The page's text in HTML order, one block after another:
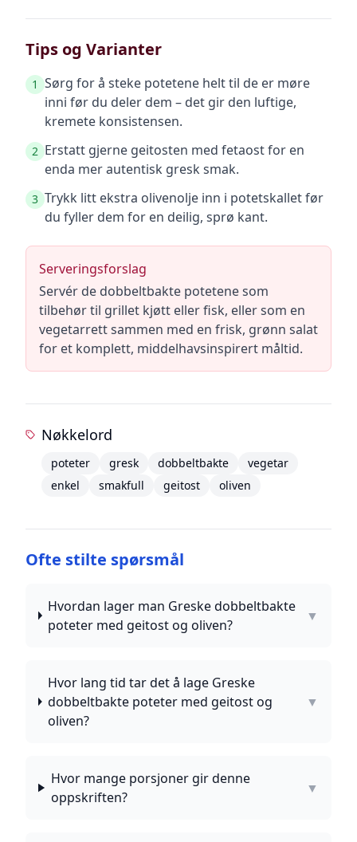
Tips og Varianter
1 Sørg for å steke potetene helt til de er møre
inni før du deler dem – det gir den luftige,
kremete konsistensen.
2 Erstatt gjerne geitosten med fetaost for en
enda mer autentisk gresk smak.
3 Trykk litt ekstra olivenolje inn i potetskallet før
du fyller dem for en deilig, sprø kant.
Serveringsforslag
Servér de dobbeltbakte potetene som
tilbehør til grillet kjøtt eller fisk, eller som en
vegetarrett sammen med en frisk, grønn salat
for et komplett, middelhavsinspirert måltid.
Nøkkelord
poteter gresk dobbeltbakte
vegetar
enkel
smakfull geitost oliven
Ofte stilte spørsmål
Hvordan lager man Greske dobbeltbakte
poteter med geitost og oliven?
▼
Hvor lang tid tar det å lage Greske
dobbeltbakte poteter med geitost og
oliven?
▼
Hvor mange porsjoner gir denne
oppskriften?
▼